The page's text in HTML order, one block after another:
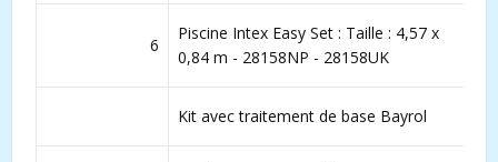
6
Piscine Intex Easy Set : Taille : 4,57 x
0,84 m - 28158NP - 28158UK
Kit avec traitement de base Bayrol